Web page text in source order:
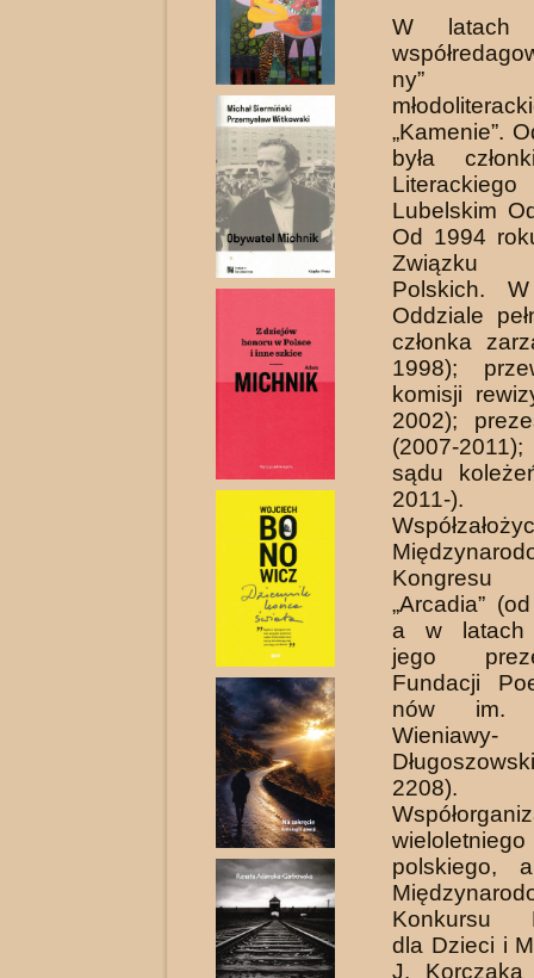
W latach
ny”
„Kamenie”.
była
Lubelskim
Od 1994
Związku
Polskich.
Oddziale
członka
1998);
komisji
2002);
(2007-
sądu
2011-).
„Arcadia”
a w latach
jego
Fundacji
nów im.
Wieniawy-
2208).
polskiego,
Konkursu
dla Dzieci i
J. Korczaka